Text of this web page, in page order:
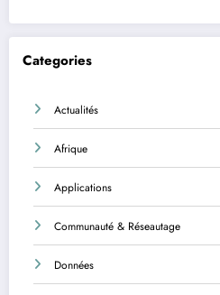
Categories
Actualités
Afrique
Applications
Communauté & Réseautage
Données